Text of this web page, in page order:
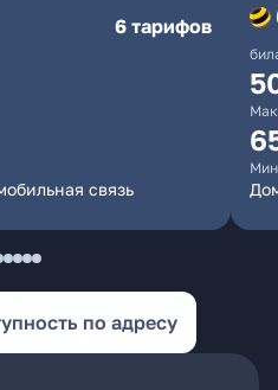
6 тарифов
связь
по адресу